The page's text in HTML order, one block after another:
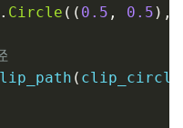
. Circle ( ( 0.5 , 0.5 ) ,
( clip_circle